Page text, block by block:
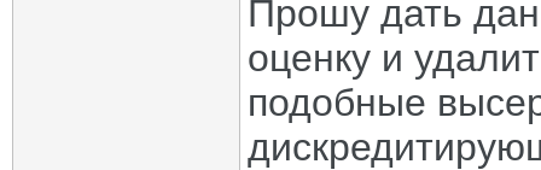
Прошу дать
оценку и
подобные